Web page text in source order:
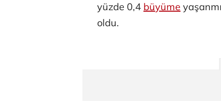
yüzde 0,4 büyüme
oldu.